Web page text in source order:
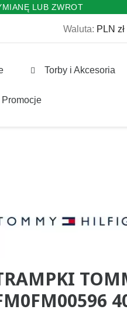
LUB ZWROT
Waluta: PLN zł
Torby i Akcesoria
Promocje